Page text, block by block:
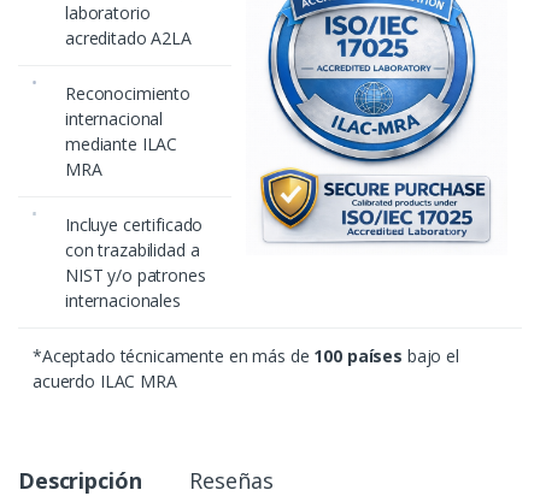
laboratorio
acreditado A2LA
Reconocimiento
internacional
mediante ILAC
MRA
Incluye certificado
con trazabilidad a
NIST y/o patrones
internacionales
*Aceptado técnicamente en más de 100 países bajo el
acuerdo ILAC MRA
Descripción Reseñas